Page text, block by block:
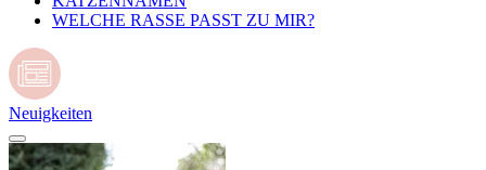
WELCHE RASSE PASST ZU MIR?
Neuigkeiten